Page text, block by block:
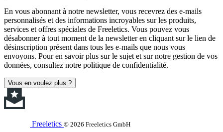
En vous abonnant à notre newsletter, vous recevrez des e-mails
personnalisés et des informations incroyables sur les produits,
services et offres spéciales de Freeletics. Vous pouvez vous
désabonner à tout moment de la newsletter en cliquant sur le lien de
désinscription présent dans tous les e-mails que nous vous
envoyons. Pour en savoir plus sur le sujet et sur notre gestion de vos
données, consultez notre politique de confidentialité.
Vous en voulez plus ?
Freeletics © 2026 Freeletics GmbH